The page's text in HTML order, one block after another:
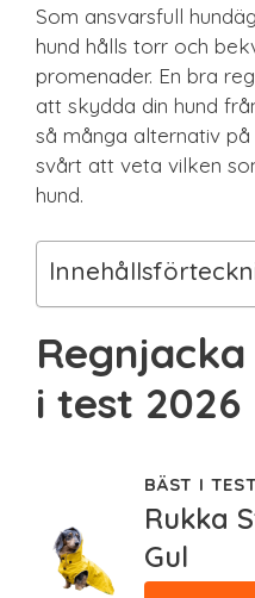
Som ansvarsfull
hund hålls torr och
promenader. En bra
att skydda din hund
så många alternativ
svårt att veta vilken
hund.
i test 2026
BÄST I TEST
Rukka
Gul